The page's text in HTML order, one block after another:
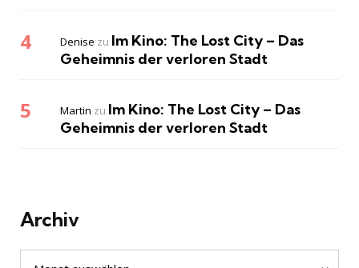
Denise zu Im Kino: The Lost City – Das
Geheimnis der verloren Stadt
Martin zu Im Kino: The Lost City – Das
Geheimnis der verloren Stadt
Archiv
Archiv